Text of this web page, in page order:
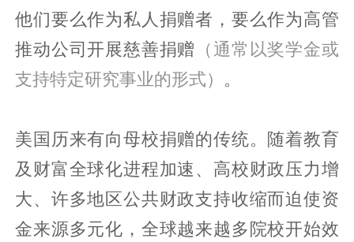
他们要么作为私人捐赠者，要么作为高管
推动公司开展慈善捐赠 （通常以奖学金或
支持特定研究事业的形式） 。
美国历来有向母校捐赠的传统。随着教育
及财富全球化进程加速、高校财政压力增
大、许多地区公共财政支持收缩而迫使资
金来源多元化，全球越来越多院校开始效